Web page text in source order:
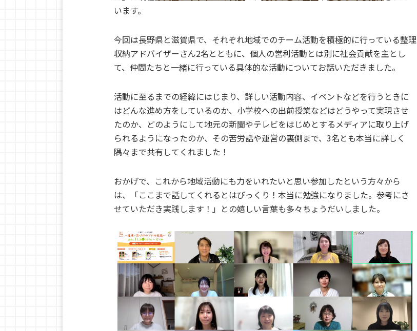
います。
今回は長野県と滋賀県で、それぞれ地域でのチーム活動を積極的に行っている整理
収納アドバイザーさん2名とともに、個人の営利活動とは別に社会貢献を主とし
て、仲間たちと一緒に行っている具体的な活動についてお話いただきました。
活動に至るまでの経緯にはじまり、詳しい活動内容、イベントなどを行うときに
はどんな進め方をしているのか、小学校への出前授業などはどうやって実現させ
たのか、どのようにして地元の新聞やテレビをはじめとするメディアに取り上げ
られるようになったのか、その苦労話や運営の裏側まで、3名とも本当に詳しく
隅々まで共有してくれました！
おかげで、これから地域活動にも力をいれたいと思い参加したという方々から
は、「ここまで話してくれるとはびっくり！本当に勉強になりました。参考にさ
せていただき実践します！」との嬉しい言葉も多々ちょうだいしました。